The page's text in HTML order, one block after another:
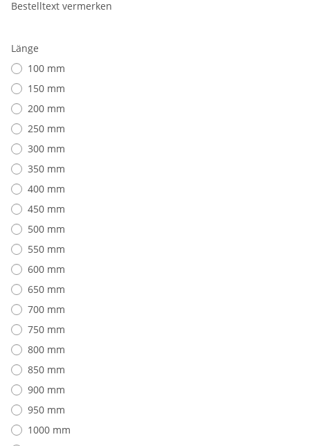
Bestelltext vermerken
Länge
100 mm
150 mm
200 mm
250 mm
300 mm
350 mm
400 mm
450 mm
500 mm
550 mm
600 mm
650 mm
700 mm
750 mm
800 mm
850 mm
900 mm
950 mm
1000 mm